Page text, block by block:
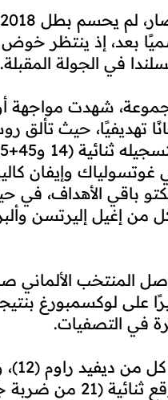
رسميًا بعد، إذ ينتظر
في الجولة المقبلة.
شهدت مواجهة
تهديفيًا، حيث تألق
وإيفان
باقي الأهداف،
كل من إغيل إليرتسن
المنتخب الألماني
في التصفيات.
سجل